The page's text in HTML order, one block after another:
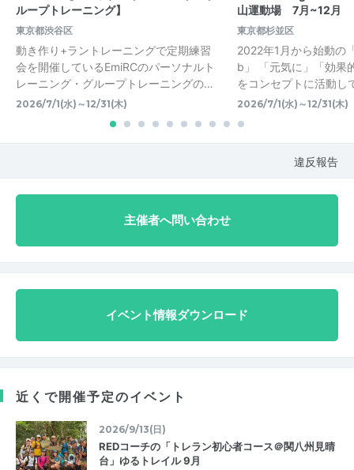
ループトレーニング】
東京都渋谷区
動き作り+ラントレーニングで定期練習
会を開催しているEmiRCのパーソナルト
レーニング・グループトレーニングの…
2026/7/1(水)～12/31(木)
山運動場 7月~12月
東京都杉並区
2022年1月から始動の
b」 「元気に」「効果
をコンセプトに活動し
2026/7/1(水)～12/31(木)
違反報告
主催者へ問い合わせ
イベント情報ダウンロード
近くで開催予定のイベント
2026/9/13(日)
REDコーチの「トレラン初心者コース＠関八州見晴
台」ゆるトレイル 9月